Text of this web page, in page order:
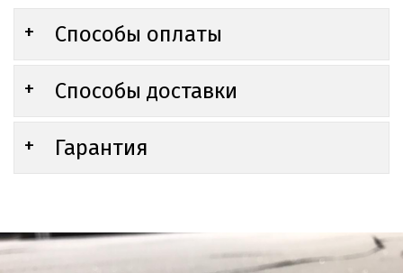
Способы оплаты
Способы доставки
Гарантия